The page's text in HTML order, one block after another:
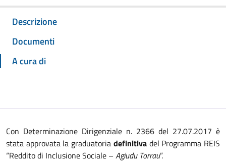
Descrizione
Documenti
A cura di
Con Determinazione Dirigenziale n. 2366 del 27.07.2017 è
stata approvata la graduatoria definitivadel Programma REIS
“Reddito di Inclusione Sociale – Agiudu Torrau”.